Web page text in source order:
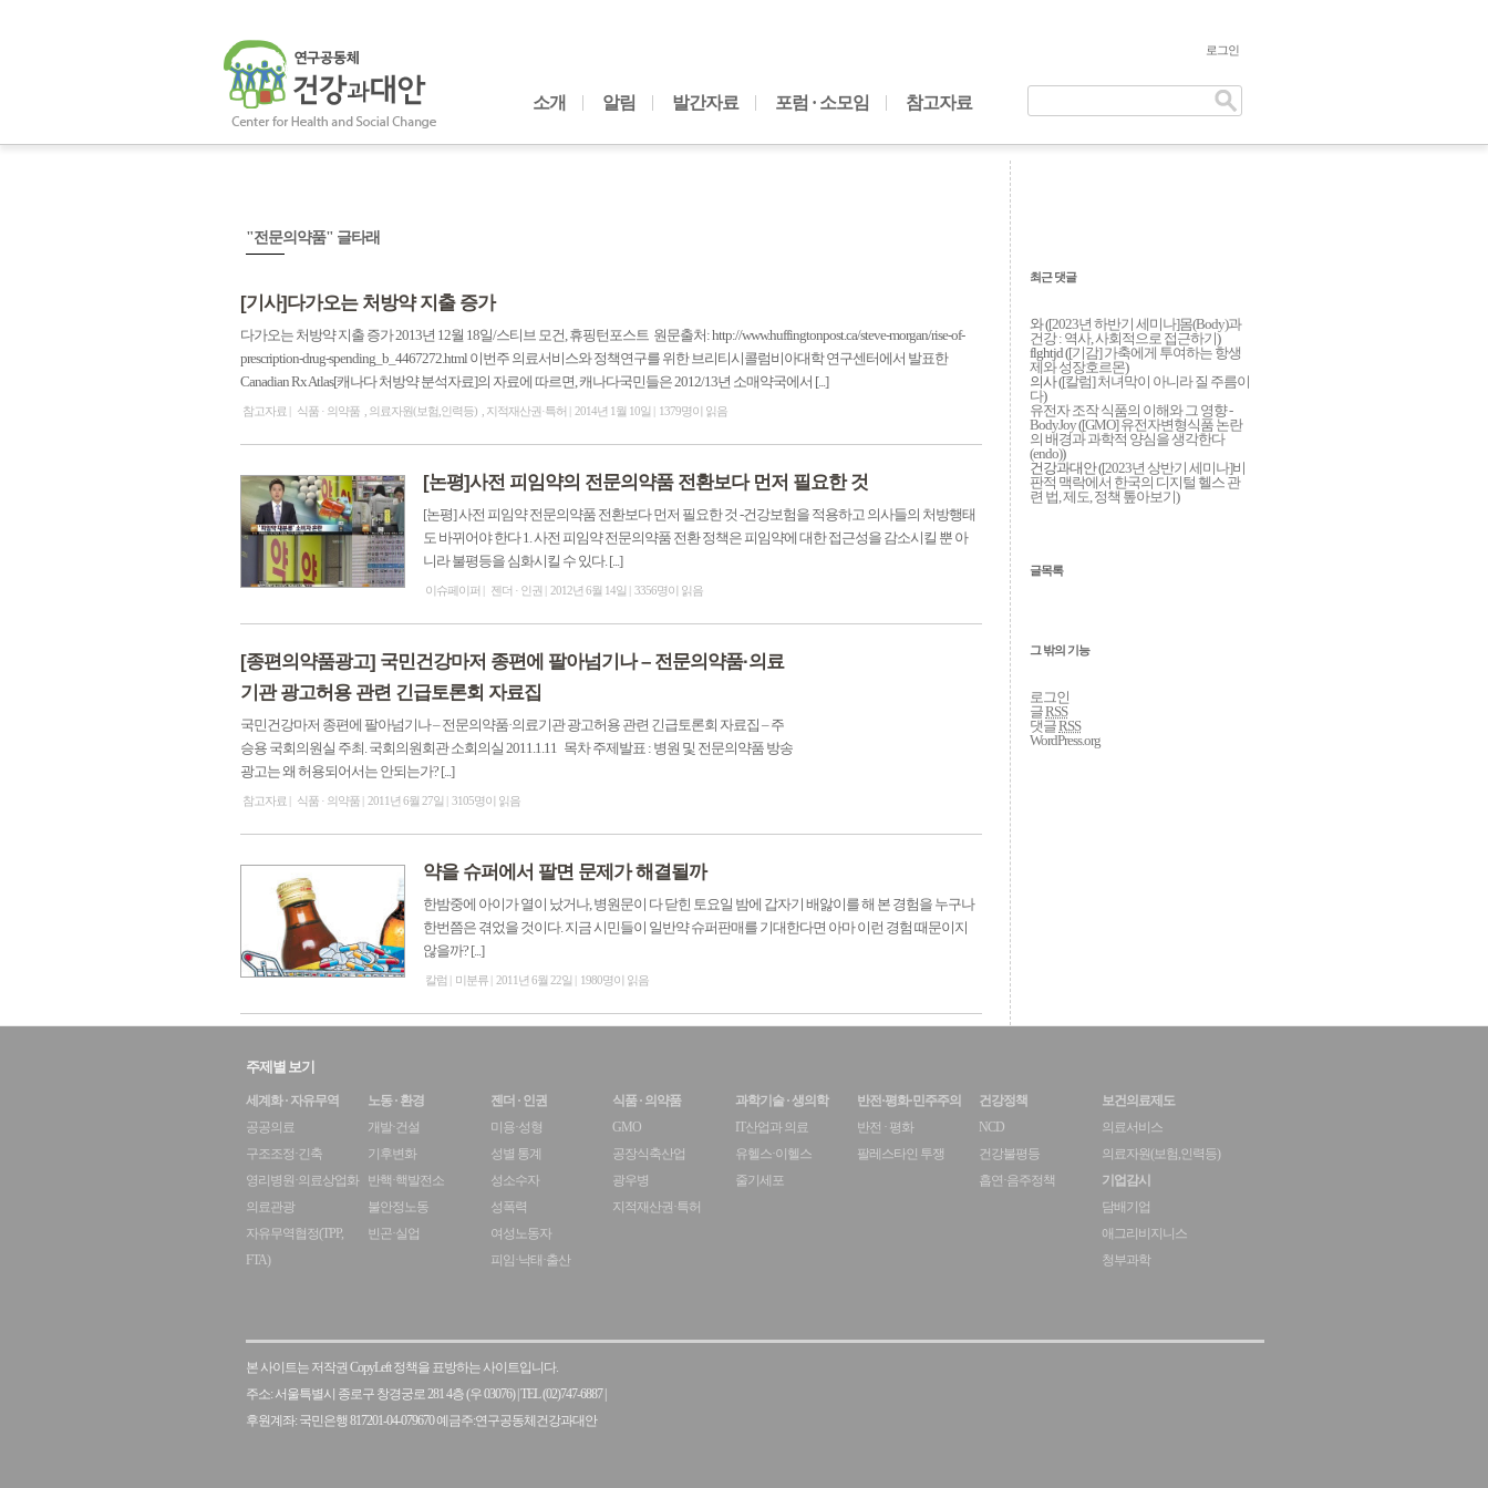
소개 알림 발간자료 포럼 · 소모임 참고자료
로그인
"전문의약품" 글타래
[기사]다가오는 처방약 지출 증가
다가오는 처방약 지출 증가 2013년 12월 18일/스티브 모건, 휴핑턴포스트 원문출처: http://www.huffingtonpost.ca/steve-morgan/rise-of-
prescription-drug-spending_b_4467272.html 이번주 의료서비스와 정책연구를 위한 브리티시콜럼비아대학 연구센터에서 발표한
Canadian Rx Atlas[캐나다 처방약 분석자료]의 자료에 따르면, 캐나다국민들은 2012/13년 소매약국에서 [...]
참고자료 식품 · 의약품 의료자원(보험,인력등) 지적재산권·특허 2014년 1월 10일 1379명이 읽음
[논평]사전 피임약의 전문의약품 전환보다 먼저 필요한 것
[논평] 사전 피임약 전문의약품 전환보다 먼저 필요한 것 -건강보험을 적용하고 의사들의 처방행태
도 바뀌어야 한다 1. 사전 피임약 전문의약품 전환 정책은 피임약에 대한 접근성을 감소시킬 뿐 아
니라 불평등을 심화시킬 수 있다. [...]
이슈페이퍼 젠더 · 인권 2012년 6월 14일 3356명이 읽음
[종편의약품광고] 국민건강마저 종편에 팔아넘기나 – 전문의약품·의료
기관 광고허용 관련 긴급토론회 자료집
국민건강마저 종편에 팔아넘기나 – 전문의약품·의료기관 광고허용 관련 긴급토론회 자료집 – 주
승용 국회의원실 주최. 국회의원회관 소회의실 2011.1.11 목차 주제발표 : 병원 및 전문의약품 방송
광고는 왜 허용되어서는 안되는가? [...]
참고자료 식품 · 의약품 2011년 6월 27일 3105명이 읽음
약을 슈퍼에서 팔면 문제가 해결될까
한밤중에 아이가 열이 났거나, 병원문이 다 닫힌 토요일 밤에 갑자기 배앓이를 해 본 경험을 누구나
한번쯤은 겪었을 것이다. 지금 시민들이 일반약 슈퍼판매를 기대한다면 아마 이런 경험 때문이지
않을까? [...]
칼럼 미분류 2011년 6월 22일 1980명이 읽음
최근 댓글
와 ([2023년 하반기 세미나]몸(Body)과
건강 : 역사, 사회적으로 접근하기)
flghtjd ([기감] 가축에게 투여하는 항생
제와 성장호르몬)
의사 ([칼럼] 처녀막이 아니라 질 주름이
다)
유전자 조작 식품의 이해와 그 영향 -
BodyJoy([GMO] 유전자변형식품 논란
의 배경과 과학적 양심을 생각한다
(endo))
건강과대안 ([2023년 상반기 세미나]비
판적 맥락에서 한국의 디지털 헬스 관
련 법, 제도, 정책 톺아보기)
글목록
그 밖의 기능
로그인
글RSS
댓글RSS
WordPress.org
주제별 보기
세계화 · 자유무역
공공의료
구조조정·긴축
영리병원·의료상업화
의료관광
자유무역협정(TPP,
FTA)
노동 · 환경
개발·건설
기후변화
반핵·핵발전소
불안정노동
빈곤·실업
젠더 · 인권
미용·성형
성별 통계
성소수자
성폭력
여성노동자
피임·낙태·출산
식품 · 의약품
GMO
공장식축산업
광우병
지적재산권·특허
과학기술 · 생의학
IT산업과 의료
유헬스·이헬스
줄기세포
반전·평화·민주주의
반전 · 평화
팔레스타인 투쟁
건강정책
NCD
건강불평등
흡연·음주정책
보건의료제도
의료서비스
의료자원(보험,인력등)
기업감시
담배기업
애그리비지니스
청부과학
본 사이트는 저작권 CopyLeft 정책을 표방하는 사이트입니다.
주소: 서울특별시 종로구 창경궁로 281 4층 (우 03076)| TEL (02)747-6887|
후원계좌: 국민은행 817201-04-079670 예금주:연구공동체건강과대안